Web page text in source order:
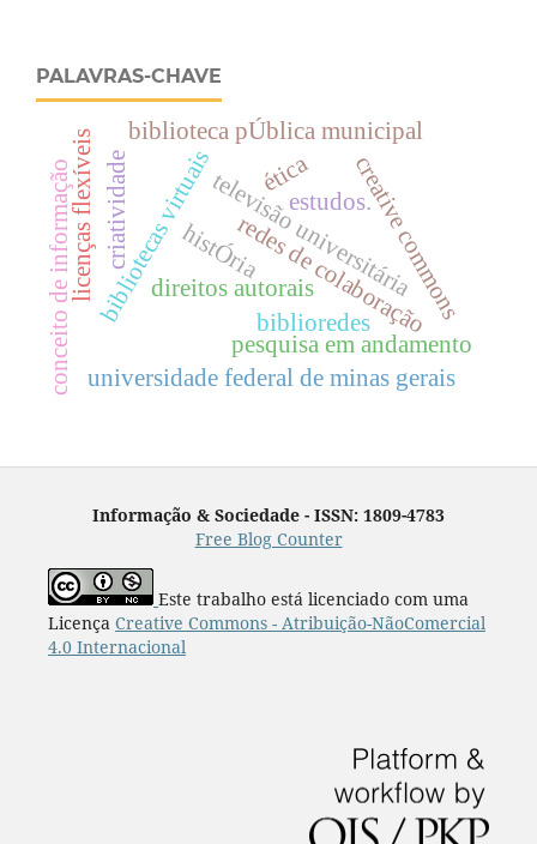
PALAVRAS-CHAVE
redes de colaboração
pesquisa em andamento
estudos.
televisão universitária
universidade federal de minas gerais
bibliotecas virtuais
conceito de informação creative commons
licenças flexíveis direitos autorais
criatividade histÓria
biblioredes
biblioteca pÚblica municipal
ética
Informação & Sociedade - ISSN: 1809-4783
Free Blog Counter
Este trabalho está licenciado com uma
Licença Creative Commons - Atribuição-NãoComercial
4.0 Internacional